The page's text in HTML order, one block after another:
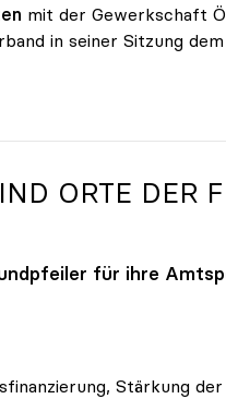
mit der Gewerkschaft
in seiner Sitzung
ORTE DER
für ihre
Stärkung